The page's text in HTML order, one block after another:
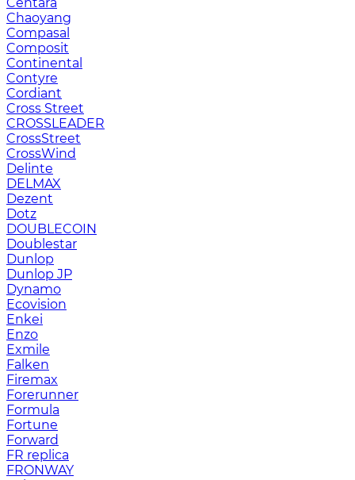
Chaoyang
Compasal
Composit
Continental
Contyre
Cordiant
Cross Street
CROSSLEADER
CrossStreet
CrossWind
Delinte
DELMAX
Dezent
Dotz
DOUBLECOIN
Doublestar
Dunlop
Dunlop JP
Dynamo
Ecovision
Enkei
Enzo
Exmile
Falken
Firemax
Forerunner
Formula
Fortune
Forward
FR replica
FRONWAY